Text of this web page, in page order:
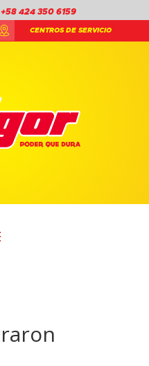
+58 424 350 6159
CENTROS DE SERVICIO